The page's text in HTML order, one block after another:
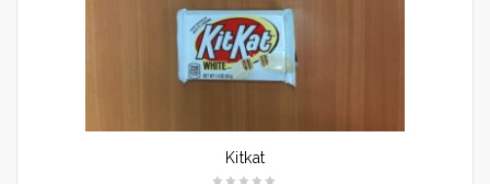
Kitkat